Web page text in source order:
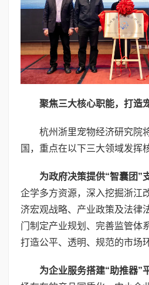
聚焦三大核心职能，打造
杭州浙里宠物经济研究院
国，重点在以下三大领域发挥
为政府决策提供“智囊团”
企学多方资源，深入挖掘浙江
济宏观战略、产业政策及法律
门制定产业规划、完善监管体
打造公平、透明、规范的市场
为企业服务搭建“助推器”